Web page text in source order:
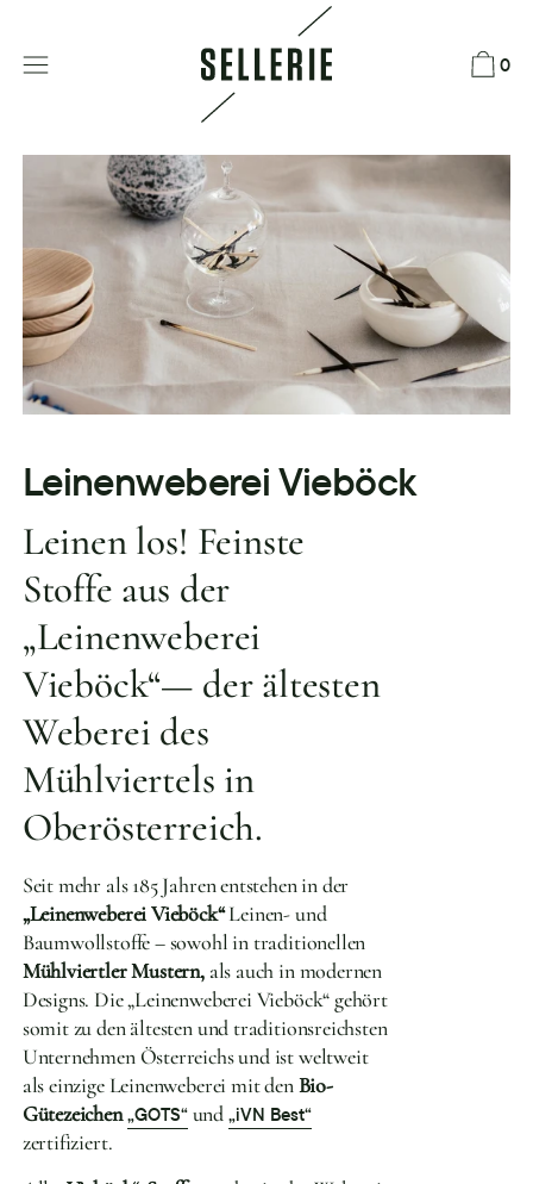
Inhalt
0
Leinenweberei Vieböck
Leinen los! Feinste
Stoffe aus der
„Leinenweberei
Vieböck“— der ältesten
Weberei des
Mühlviertels in
Oberösterreich.
Seit mehr als 185 Jahren entstehen in der
„Leinenweberei Vieböck“Leinen- und
Baumwollstoffe – sowohl in traditionellen
Mühlviertler Mustern,als auch in modernen
Designs. Die „Leinenweberei Vieböck“ gehört
somit zu den ältesten und traditionsreichsten
Unternehmen Österreichs und ist weltweit
als einzige Leinenweberei mit denBio-
Gütezeichen„GOTS“und„iVN Best“
zertifiziert.